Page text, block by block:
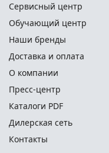
Сервисный центр
Обучающий центр
Наши бренды
Доставка и оплата
О компании
Пресс-центр
Каталоги PDF
Дилерская сеть
Контакты